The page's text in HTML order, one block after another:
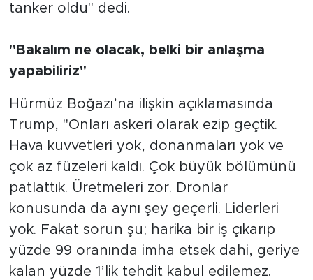
tanker oldu" dedi.
"Bakalım ne olacak, belki bir anlaşma
yapabiliriz"
Hürmüz Boğazı’na ilişkin açıklamasında
Trump, "Onları askeri olarak ezip geçtik.
Hava kuvvetleri yok, donanmaları yok ve
çok az füzeleri kaldı. Çok büyük bölümünü
patlattık. Üretmeleri zor. Dronlar
konusunda da aynı şey geçerli. Liderleri
yok. Fakat sorun şu; harika bir iş çıkarıp
yüzde 99 oranında imha etsek dahi, geriye
kalan yüzde 1’lik tehdit kabul edilemez.